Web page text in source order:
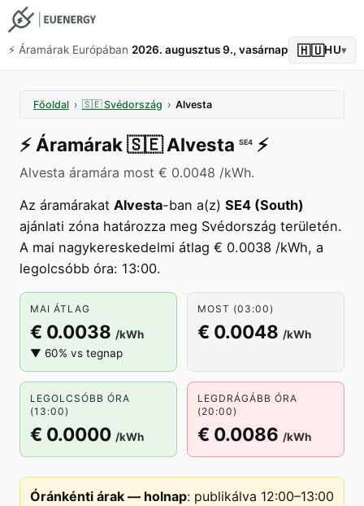
⚡️ Áramárak Európában 2026. augusztus 9., vasárnap 🇭🇺HU▾
Főoldal › 🇸🇪 Svédország › Alvesta
⚡️ Áramárak🇸🇪 Alvesta SE4 ⚡️
Alvesta áramára most € 0.0048 /kWh.
Az áramárakat Alvesta-ban a(z) SE4 (South)
ajánlati zóna határozza meg Svédország területén.
A mai nagykereskedelmi átlag € 0.0038 /kWh, a
legolcsóbb óra: 13:00.
MAI ÁTLAG
€ 0.0038 /kWh
▼ 60% vs tegnap
MOST (03:00)
€ 0.0048 /kWh
LEGOLCSÓBB ÓRA
(13:00)
€ 0.0000 /kWh
LEGDRÁGÁBB ÓRA
(20:00)
€ 0.0086 /kWh
Óránkénti árak — holnap: publikálva 12:00–13:00